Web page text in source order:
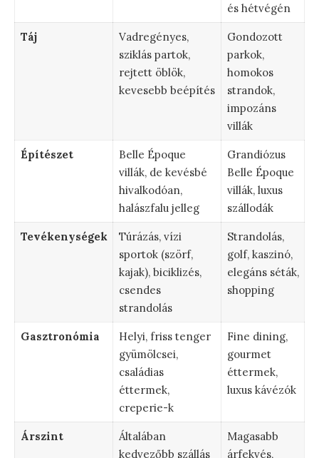
és hétvégén
Táj
Vadregényes,
sziklás partok,
rejtett öblök,
kevesebb beépítés
Gondozott
parkok,
homokos
strandok,
impozáns
villák
Építészet
Belle Époque
villák, de kevésbé
hivalkodóan,
halászfalu jelleg
Grandiózus
Belle Époque
villák, luxus
szállodák
Tevékenységek
Túrázás, vízi
sportok (szörf,
kajak), biciklizés,
csendes
strandolás
Strandolás,
golf, kaszinó,
elegáns séták,
shopping
Gasztronómia
Helyi, friss tenger
gyümölcsei,
családias
éttermek,
creperie-k
Fine dining,
gourmet
éttermek,
luxus kávézók
Árszint
Általában
kedvezőbb szállás
Magasabb
árfekvés,